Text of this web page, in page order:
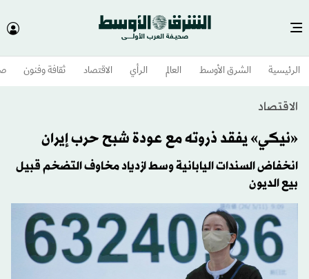
الرئيسية الشرق الأوسط​ العالم الرأي الاقتصاد ثقافة وفنون
الاقتصاد
«نيكي» يفقد ذروته مع عودة شبح حرب إيران
انخفاض السندات اليابانية وسط ازدياد مخاوف التضخم قبيل
بيع الديون